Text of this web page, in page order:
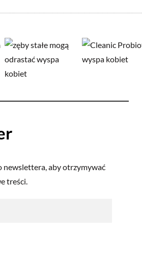
newslettera, aby otrzymywać
treści.